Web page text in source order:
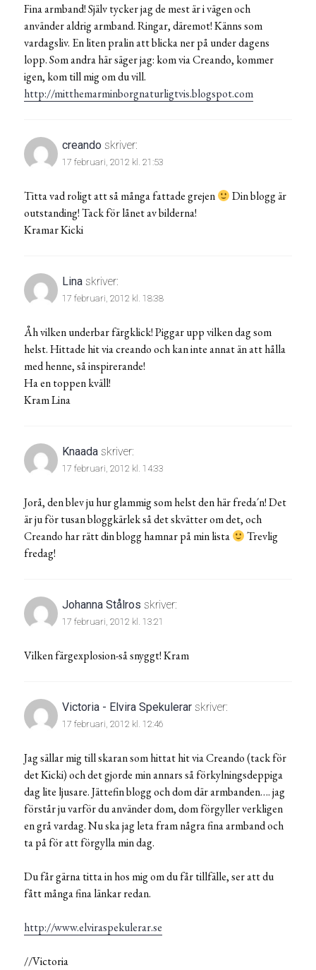
Fina armband! Själv tycker jag de mest är i vägen och
använder aldrig armband. Ringar, däremot! Känns som
vardagsliv. En liten pralin att blicka ner på under dagens
lopp. Som andra här säger jag: kom via Creando, kommer
igen, kom till mig om du vill.
http://mitthemarminborgnaturligtvis.blogspot.com
creando skriver:
17 februari, 2012 kl. 21:53
Titta vad roligt att så många fattade grejen
Din blogg är
outstanding! Tack för lånet av bilderna!
Kramar Kicki
Lina skriver:
17 februari, 2012 kl. 18:38
Åh vilken underbar färgklick! Piggar upp vilken dag som
helst. Hittade hit via creando och kan inte annat än att hålla
med henne, så inspirerande!
Ha en toppen kväll!
Kram Lina
Knaada skriver:
17 februari, 2012 kl. 14:33
Jorå, den blev ju hur glammig som helst den här freda´n! Det
är ju för tusan bloggkärlek så det skvätter om det, och
Creando har rätt din blogg hamnar på min lista
Trevlig
fredag!
Johanna Stålros skriver:
17 februari, 2012 kl. 13:21
Vilken färgexplosion-så snyggt! Kram
Victoria - Elvira Spekulerar skriver:
17 februari, 2012 kl. 12:46
Jag sällar mig till skaran som hittat hit via Creando (tack för
det Kicki) och det gjorde min annars så förkylningsdeppiga
dag lite ljusare. Jättefin blogg och dom där armbanden…. jag
förstår ju varför du använder dom, dom förgyller verkligen
en grå vardag. Nu ska jag leta fram några fina armband och
ta på för att förgylla min dag.
Du får gärna titta in hos mig om du får tillfälle, ser att du
fått många fina länkar redan.
http://www.elviraspekulerar.se
//Victoria